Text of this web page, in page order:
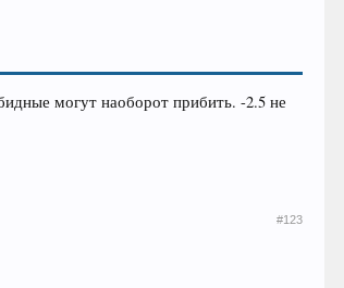
могут наоборот прибить. -2.5 не
#123